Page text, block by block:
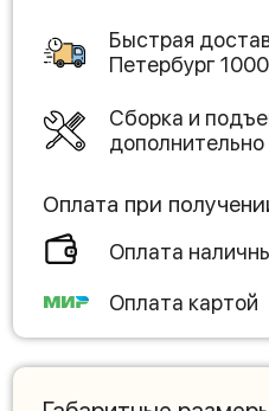
Быстрая
Петербург1000
Сборка и
дополнительно
Оплата при
Оплата
Оплата картой